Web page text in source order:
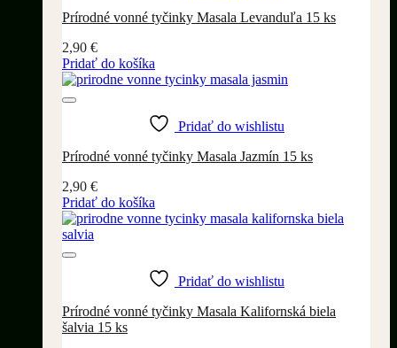
Prírodné vonné tyčinky Masala Levanduľa 15 ks
2,90 €
Pridať do košíka
Pridať do wishlistu
Prírodné vonné tyčinky Masala Jazmín 15 ks
2,90 €
Pridať do košíka
Pridať do wishlistu
Prírodné vonné tyčinky Masala Kalifornská biela
šalvia 15 ks